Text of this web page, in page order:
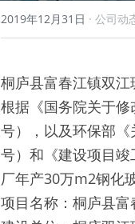
2019年12月31日 · 公司动
桐庐县富春江镇双
根据《国务院关于
号），以及环保部
号）和《建设项目
厂年产30万m2钢化
项目名称：桐庐县